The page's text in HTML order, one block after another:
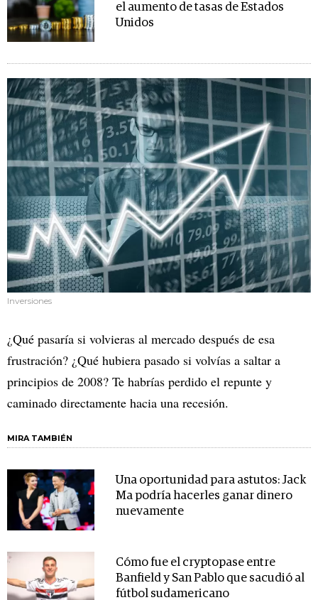
el aumento de tasas de Estados
Unidos
Inversiones
¿Qué pasaría si volvieras al mercado después de esa
frustración? ¿Qué hubiera pasado si volvías a saltar a
principios de 2008? Te habrías perdido el repunte y
caminado directamente hacia una recesión.
MIRA TAMBIÉN
Una oportunidad para astutos: Jack
Ma podría hacerles ganar dinero
nuevamente
Cómo fue el cryptopase entre
Banfield y San Pablo que sacudió al
fútbol sudamericano